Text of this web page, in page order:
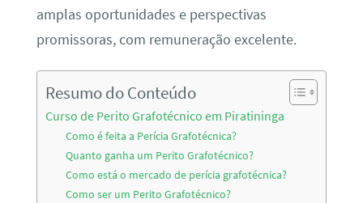
amplas oportunidades e perspectivas
promissoras, com remuneração excelente.
Resumo do Conteúdo
Curso de Perito Grafotécnico em Piratininga
Como é feita a Perícia Grafotécnica?
Quanto ganha um Perito Grafotécnico?
Como está o mercado de perícia grafotécnica?
Como ser um Perito Grafotécnico?